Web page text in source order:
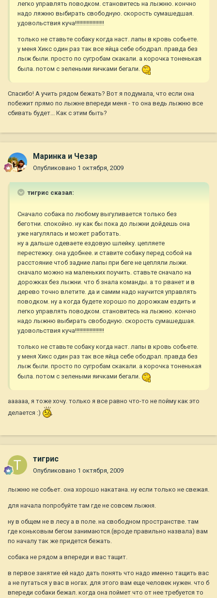
легко управлять поводком. становитесь на лыжню. кончно
надо ляжню выбирать свободную. скорость сумашедшая.
удовольствия куча!!!!!!!!!!!!!!!!!!!!
только не ставьте собаку когда наст. лапы в кровь собьете.
у меня Хикс один раз так все яйца себе ободрал. правда без
лыж были. просто по сугробам скакали. а корочка тоненькая
была. потом с зелеными яичками бегали.
Спасибо! А учить рядом бежать? Вот я подумала, что если она
побежит прямо по лыжне впереди меня - то она ведь лыжню все
сбивать будет... Как с этим быть?
Маринка и Чезар
Опубликовано 1 октября, 2009
тигрис сказал:
Сначало собака по любому выгуливается только без
беготни. спокойно. ну как бы пока до лыжни дойдешь она
уже нагулялась и может работать.
ну а дальше одеваете ездовую шлейку. цепляете
перестежку. она удобнее. и ставите собаку перед собой на
расстояние чтоб задние лапы при беге не цепляли лыжи.
сначало можно на маленьких поучить. ставьте сначало на
дорожках без лыжни. что б знала команды. а то рванет и в
дерево точно влетите. да и самим надо научится управлять
поводком. ну а когда будете хорошо по дорожкам ездить и
легко управлять поводком. становитесь на лыжню. кончно
надо лыжню выбирать свободную. скорость сумашедшая.
удовольствия куча!!!!!!!!!!!!!!!!!!!!
только не ставьте собаку когда наст. лапы в кровь собьете.
у меня Хикс один раз так все яйца себе ободрал. правда без
лыж были. просто по сугробам скакали. а корочка тоненькая
была. потом с зелеными яичками бегали.
аааааа, я тоже хочу. только я все равно что-то не пойму как это
делается :)
тигрис
Опубликовано 1 октября, 2009
лыжню не собьет. она хорошо накатана. ну если только не свежая.
для начала попробуйте там где не совсем лыжня.
ну в общем не в лесу а в поле. на свободном пространстве. там
где коньковым бегом занимаются.(вроде правильно назвала) вам
по началу так же придется бежать.
собака не рядом а впереди и вас тащит.
в первое занятие ей надо дать понять что надо именно тащить вас
а не путаться у вас в ногах. для этого вам еще человек нужен. что б
впереди собаки бежал. когда она поймет что от нее требуется то